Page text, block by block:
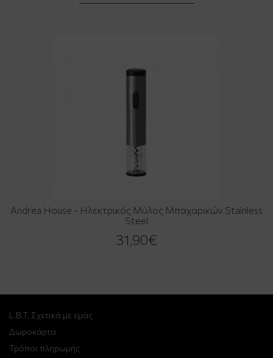
Andrea House - Ηλεκτρικός Μύλος Μπαχαρικών Stainless
Steel
31,90€
L.B.T. Σχετικά με εμάς
Δωροκάρτα
Τρόποι πληρωμής